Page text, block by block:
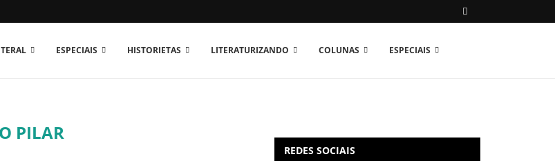
ESPECIAIS HISTORIETAS LITERATURIZANDO COLUNAS ESPECIAIS
PILAR
REDES SOCIAIS